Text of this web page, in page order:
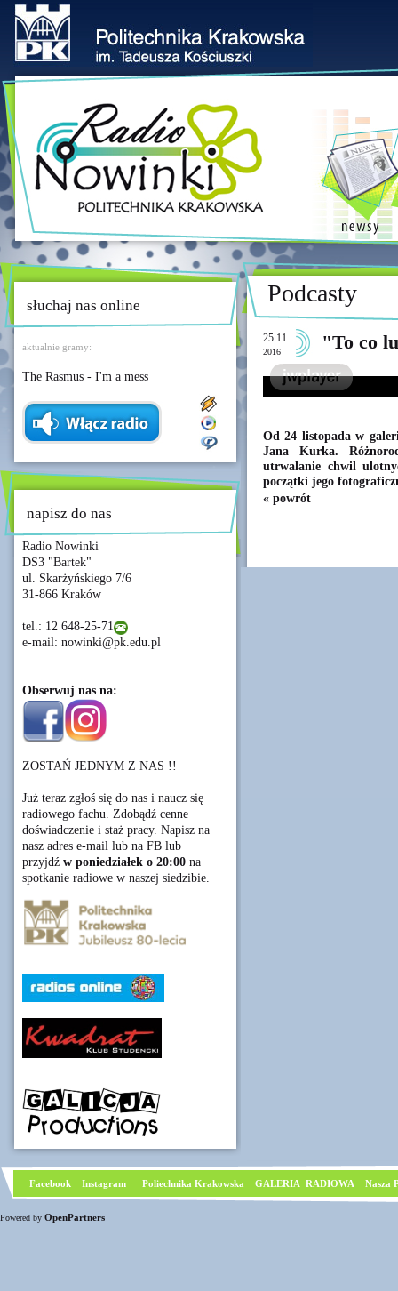
słuchaj nas online
aktualnie gramy:
The Rasmus - I'm a mess
napisz do nas
Radio Nowinki
DS3 "Bartek"
ul. Skarżyńskiego 7/6
31-866 Kraków
tel.: 12 648-25-71
e-mail: nowinki@pk.edu.pl
Obserwuj nas na:
ZOSTAŃ JEDNYM Z NAS !!
Już teraz zgłoś się do nas i naucz się
radiowego fachu. Zdobądź cenne
doświadczenie i staż pracy. Napisz na
nasz adres e-mail lub na FB lub
przyjdź w poniedziałek o 20:00 na
spotkanie radiowe w naszej siedzibie.
Podcasty
25.11
2016 "To co
Od 24 listopada w
Jana Kurka.
utrwalanie chwil
początki jego
« powrót
Facebook Instagram Poliechnika Krakowska GALERIA RADIOWA Nasza
Powered by OpenPartners